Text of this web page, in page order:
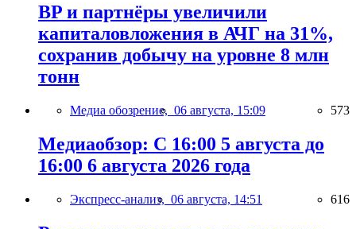
BP и партнёры увеличили
капиталовложения в АЧГ на 31%,
сохранив добычу на уровне 8 млн
тонн
Медиа обозрение, 06 августа, 15:09 573
Медиаобзор: С 16:00 5 августа до
16:00 6 августа 2026 года
Экспресс-анализ, 06 августа, 14:51 616